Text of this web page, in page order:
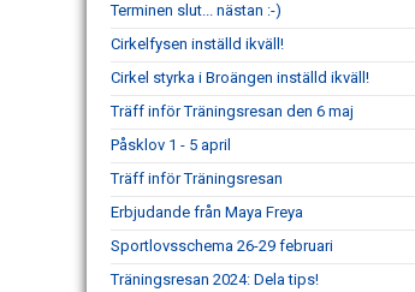
Terminen slut... nästan :-)
Cirkelfysen inställd ikväll!
Cirkel styrka i Broängen inställd ikväll!
Träff inför Träningsresan den 6 maj
Påsklov 1 - 5 april
Träff inför Träningsresan
Erbjudande från Maya Freya
Sportlovsschema 26-29 februari
Träningsresan 2024: Dela tips!